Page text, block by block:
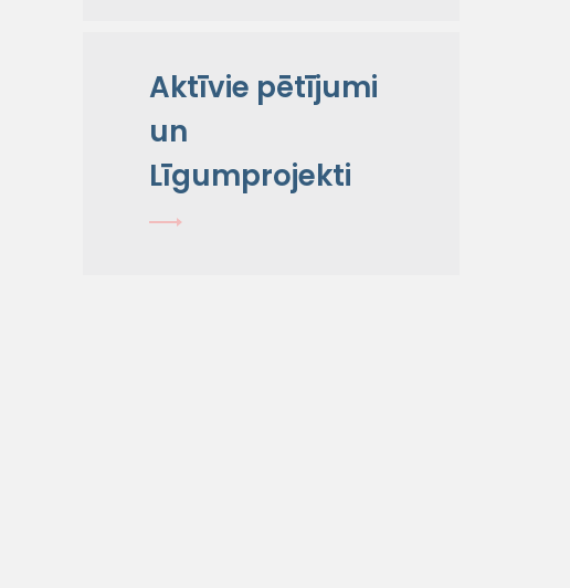
Aktīvie pētījumi
un
Līgumprojekti